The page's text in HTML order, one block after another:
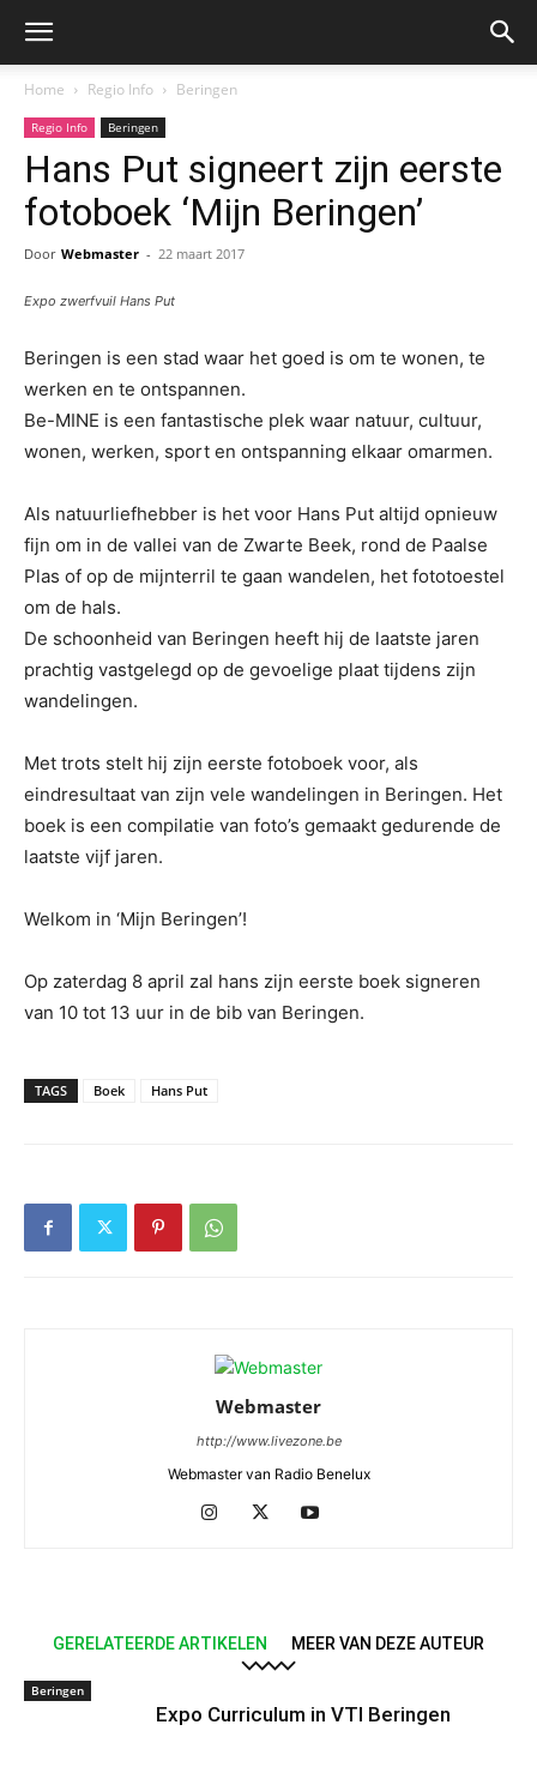
Home Regio Info Beringen
Regio Info Beringen
Hans Put signeert zijn eerste
fotoboek ‘Mijn Beringen’
Door Webmaster - 22 maart 2017
Expo zwerfvuil Hans Put
Beringen is een stad waar het goed is om te wonen, te
werken en te ontspannen.
Be-MINE is een fantastische plek waar natuur, cultuur,
wonen, werken, sport en ontspanning elkaar omarmen.
Als natuurliefhebber is het voor Hans Put altijd opnieuw
fijn om in de vallei van de Zwarte Beek, rond de Paalse
Plas of op de mijnterril te gaan wandelen, het fototoestel
om de hals.
De schoonheid van Beringen heeft hij de laatste jaren
prachtig vastgelegd op de gevoelige plaat tijdens zijn
wandelingen.
Met trots stelt hij zijn eerste fotoboek voor, als
eindresultaat van zijn vele wandelingen in Beringen. Het
boek is een compilatie van foto’s gemaakt gedurende de
laatste vijf jaren.
Welkom in ‘Mijn Beringen’!
Op zaterdag 8 april zal hans zijn eerste boek signeren
van 10 tot 13 uur in de bib van Beringen.
TAGS Boek Hans Put
Webmaster
http://www.livezone.be
Webmaster van Radio Benelux
GERELATEERDE ARTIKELEN MEER VAN DEZE AUTEUR
Beringen
Expo Curriculum in VTI Beringen